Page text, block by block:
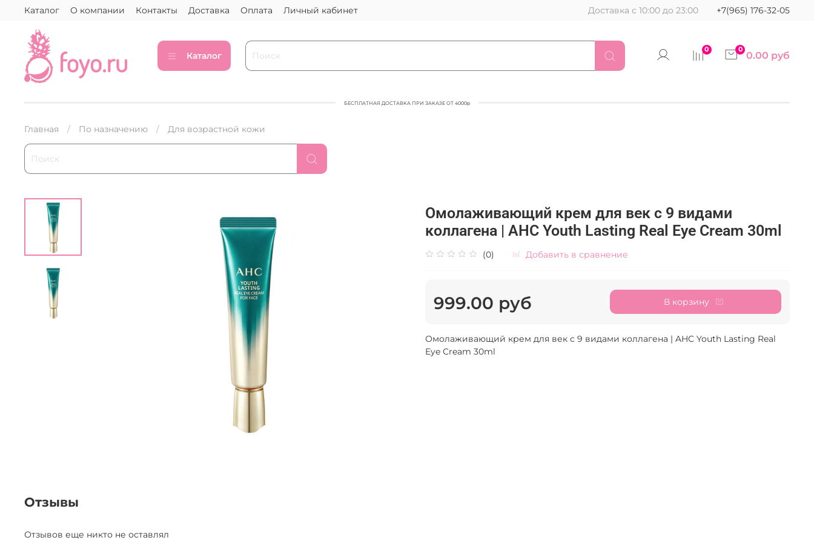
Каталог О компании Контакты Доставка Оплата Личный кабинет Доставка с 10:00 до 23:00 +7(965) 176-32-05
Каталог
0 0 0.00 руб
БЕСПЛАТНАЯ ДОСТАВКА ПРИ ЗАКАЗЕ ОТ 4000р
Главная По назначению Для возрастной кожи
Омолаживающий крем для век с 9 видами
коллагена | AHC Youth Lasting Real Eye Cream 30ml
(0) Добавить в сравнение
999.00 руб В корзину
Омолаживающий крем для век с 9 видами коллагена | AHC Youth Lasting Real
Eye Cream 30ml
Отзывы
Отзывов еще никто не оставлял